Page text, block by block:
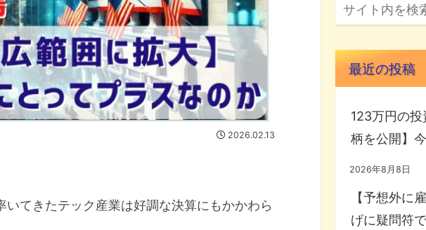
2026.02.13
てきたテック産業は好調な決算にもかかわら
最近の投稿
123万円の
柄を公開】
2026年8月8日
【予想外に
げに疑問符